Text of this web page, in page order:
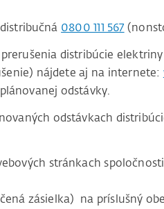
0800 111 567
distribúcie
nájdete aj na internete:
odstávky.
odstávkach
stránkach
zásielka) na príslušný